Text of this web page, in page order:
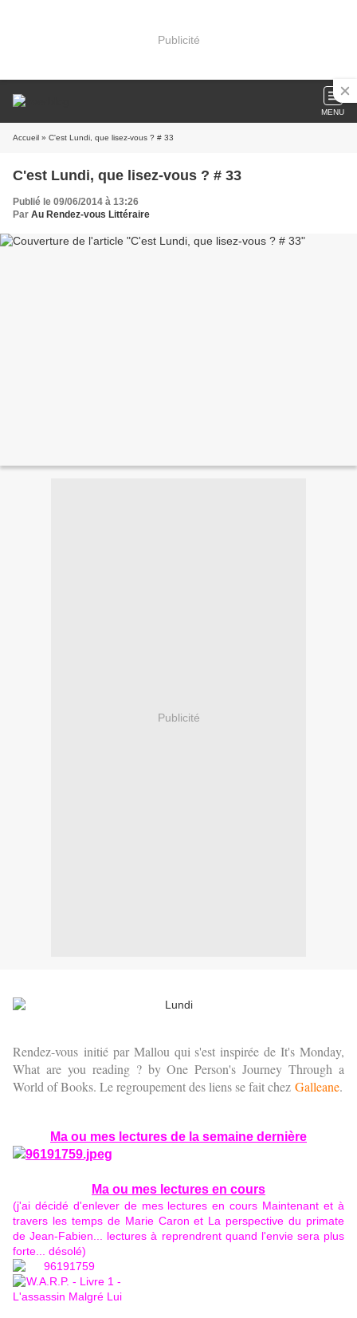
Publicité
MENU
Accueil » C'est Lundi, que lisez-vous ? # 33
C'est Lundi, que lisez-vous ? # 33
Publié le 09/06/2014 à 13:26
Par Au Rendez-vous Littéraire
Publicité
Rendez-vous initié par Mallou qui s'est inspirée de It's Monday,
What are you reading ? by One Person's Journey Through a
World of Books. Le regroupement des liens se fait chez Galleane.
Ma ou mes lectures de la semaine dernière
Ma ou mes lectures en cours
(j'ai décidé d'enlever de mes lectures en cours Maintenant et à
travers les temps de Marie Caron et La perspective du primate
de Jean-Fabien... lectures à reprendrent quand l'envie sera plus
forte... désolé)